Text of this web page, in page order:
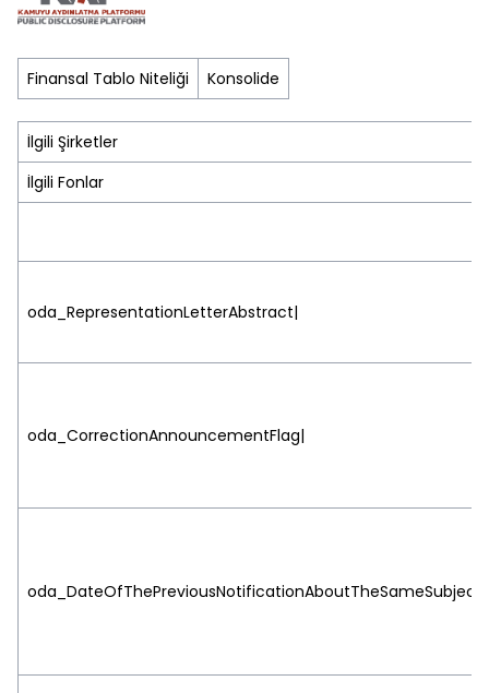
Finansal Tablo Niteliği Konsolide
İlgili Şirketler
İlgili Fonlar
oda_RepresentationLetterAbstract|
oda_CorrectionAnnouncementFlag|
oda_DateOfThePreviousNotificationAboutTheSameSubject|